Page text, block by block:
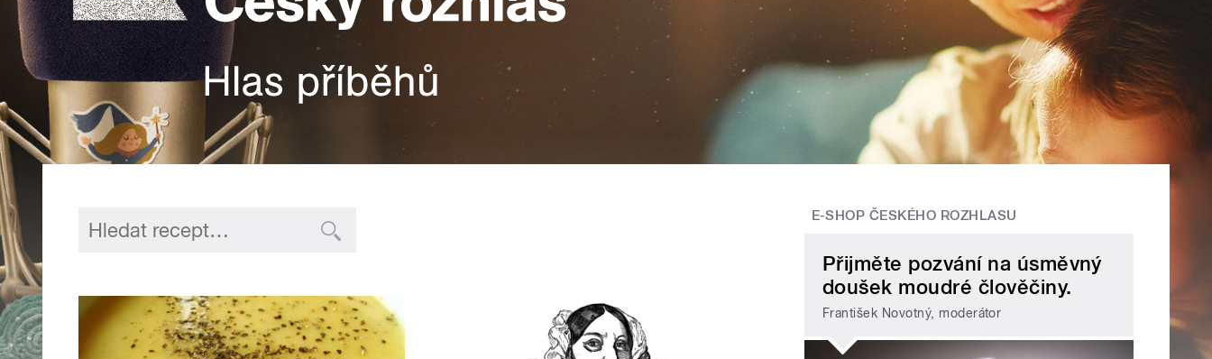
E-SHOP ČESKÉHO ROZHLASU
Přijměte pozvání na úsměvný
doušek moudré člověčiny.
František Novotný, moderátor